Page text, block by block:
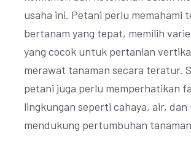
usaha ini. Petani perlu memahami
bertanam yang tepat, memilih
yang cocok untuk pertanian
merawat tanaman secara teratur.
petani juga perlu memperhatikan
lingkungan seperti cahaya, air,
mendukung pertumbuhan